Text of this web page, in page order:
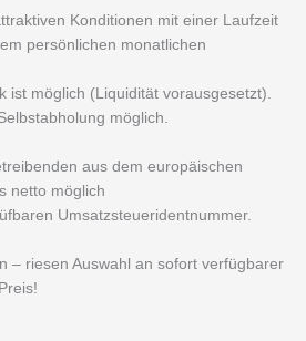
Konditionen mit einer Laufzeit
persönlichen monatlichen
ist möglich (Liquidität vorausgesetzt).
möglich.
aus dem europäischen
netto möglich
Umsatzsteueridentnummer.
– riesen Auswahl an sofort verfügbarer